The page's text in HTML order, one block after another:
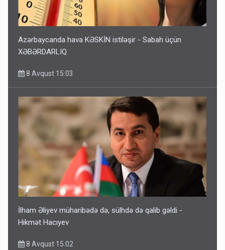
Azərbaycanda hava KƏSKİN istiləşir - Sabah üçün
XƏBƏRDARLIQ
8 Avqust 15:03
İlham Əliyev müharibədə də, sülhdə də qalib gəldi -
Hikmət Hacıyev
8 Avqust 15:02